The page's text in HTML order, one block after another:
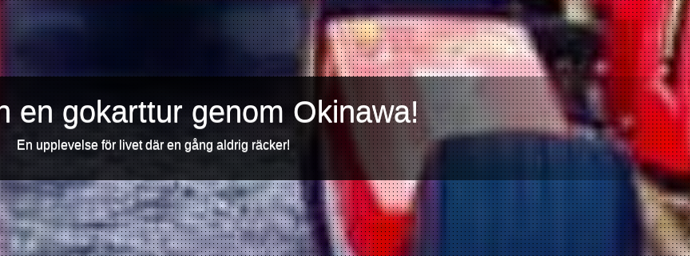
en gokarttur genom Okinawa!
En upplevelse för livet där en gång aldrig räcker!